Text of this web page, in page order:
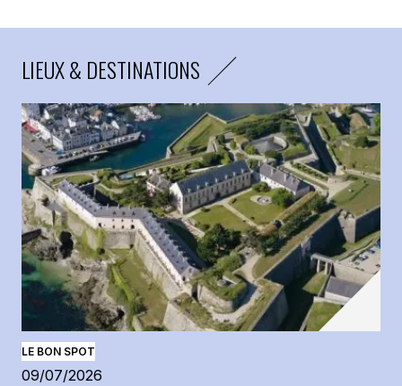
LIEUX & DESTINATIONS
LE BON SPOT
09/07/2026